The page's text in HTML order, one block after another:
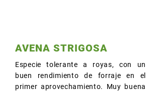
AVENA STRIGOSA
Especie tolerante a royas, con un
buen rendimiento de forraje en el
primer aprovechamiento. Muy buena